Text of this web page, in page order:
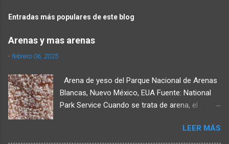
Entradas más populares de este blog
Arenas y mas arenas
- febrero 06, 2025
Arena de yeso del Parque Nacional de Arenas
Blancas, Nuevo México, EUA Fuente: National
Park Service Cuando se trata de arena, el
la arena se define como cualquier mineral entre
0.065 milímetros y 2 milímetros de diámetro,
LEER MÁS